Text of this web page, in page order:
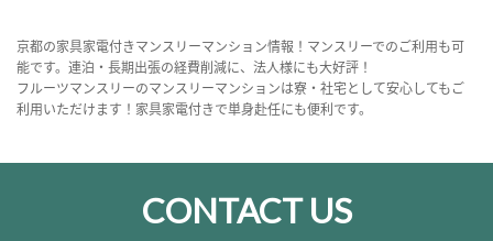
京都の家具家電付きマンスリーマンション情報！マンスリーでのご利用も可
能です。連泊・長期出張の経費削減に、法人様にも大好評！
フルーツマンスリーのマンスリーマンションは寮・社宅として安心してもご
利用いただけます！家具家電付きで単身赴任にも便利です。
CONTACT US